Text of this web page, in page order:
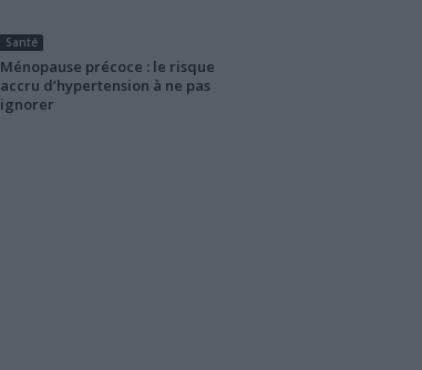
Santé
Ménopause précoce : le risque
accru d’hypertension à ne pas
ignorer